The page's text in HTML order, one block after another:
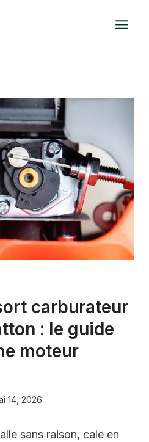
carburateur
: le guide
moteur
14, 2026
sans raison, cale en